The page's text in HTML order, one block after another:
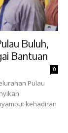
Buluh,
Bantuan
0
Pulau
kehadiran